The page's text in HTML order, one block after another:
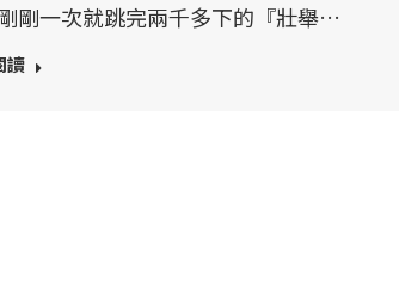
剛一次就跳完兩千多下的『壯舉…
讀